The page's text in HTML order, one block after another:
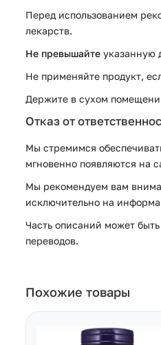
Перед использованием
лекарств.
Не превышайте указанную
Не применяйте продукт,
Держите в сухом
Отказ от
Мы стремимся
мгновенно появляются на
Мы рекомендуем вам
исключительно на
Часть описаний может
переводов.
Похожие товары